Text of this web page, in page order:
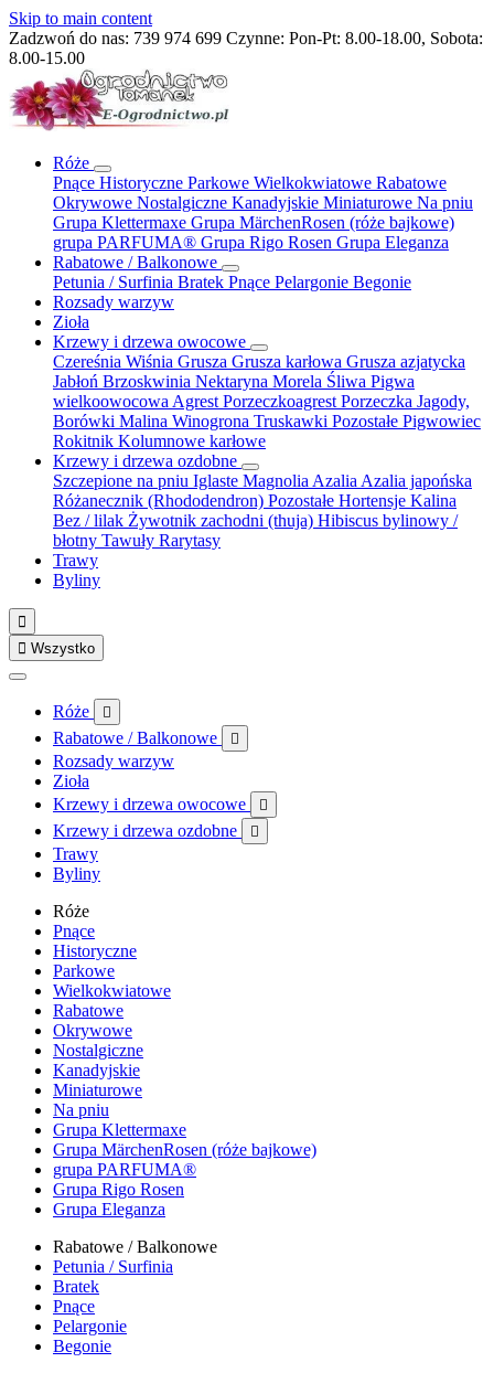
Skip to main content
Zadzwoń do nas: 739 974 699 Czynne: Pon-Pt: 8.00-18.00, Sobota:
8.00-15.00
Róże
Pnące Historyczne Parkowe Wielkokwiatowe Rabatowe
Okrywowe Nostalgiczne Kanadyjskie Miniaturowe Na pniu
Grupa Klettermaxe Grupa MärchenRosen (róże bajkowe)
grupa PARFUMA® Grupa Rigo Rosen Grupa Eleganza
Rabatowe / Balkonowe
Petunia / Surfinia Bratek Pnące Pelargonie Begonie
Rozsady warzyw
Zioła
Krzewy i drzewa owocowe
Czereśnia Wiśnia Grusza Grusza karłowa Grusza azjatycka
Jabłoń Brzoskwinia Nektaryna Morela Śliwa Pigwa
wielkoowocowa Agrest Porzeczkoagrest Porzeczka Jagody,
Borówki Malina Winogrona Truskawki Pozostałe Pigwowiec
Rokitnik Kolumnowe karłowe
Krzewy i drzewa ozdobne
Szczepione na pniu Iglaste Magnolia Azalia Azalia japońska
Różanecznik (Rhododendron) Pozostałe Hortensje Kalina
Bez / lilak Żywotnik zachodni (thuja) Hibiscus bylinowy /
błotny Tawuły Rarytasy
Trawy
Byliny

 Wszystko
Róże 
Rabatowe / Balkonowe 
Rozsady warzyw
Zioła
Krzewy i drzewa owocowe

Krzewy i drzewa ozdobne 
Trawy
Byliny
Róże
Pnące
Historyczne
Parkowe
Wielkokwiatowe
Rabatowe
Okrywowe
Nostalgiczne
Kanadyjskie
Miniaturowe
Na pniu
Grupa Klettermaxe
Grupa MärchenRosen (róże bajkowe)
grupa PARFUMA®
Grupa Rigo Rosen
Grupa Eleganza
Rabatowe / Balkonowe
Petunia / Surfinia
Bratek
Pnące
Pelargonie
Begonie